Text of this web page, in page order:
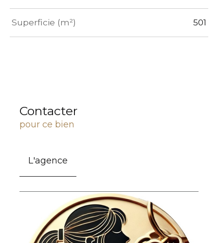
Superficie (m²) 501
Contacter
pour ce bien
L'agence